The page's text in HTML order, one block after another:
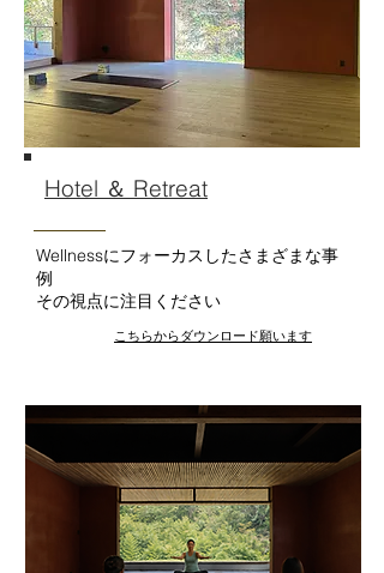
Hotel ＆ Retreat
Wellnessにフォーカスしたさまざまな事
例
​その視点に注目ください
​こちらからダウンロード願います